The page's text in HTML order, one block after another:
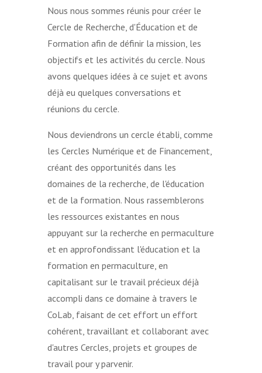
Nous nous sommes réunis pour créer le
Cercle de Recherche, d'Éducation et de
Formation afin de définir la mission, les
objectifs et les activités du cercle. Nous
avons quelques idées à ce sujet et avons
déjà eu quelques conversations et
réunions du cercle.
Nous deviendrons un cercle établi, comme
les Cercles Numérique et de Financement,
créant des opportunités dans les
domaines de la recherche, de l'éducation
et de la formation. Nous rassemblerons
les ressources existantes en nous
appuyant sur la recherche en permaculture
et en approfondissant l'éducation et la
formation en permaculture, en
capitalisant sur le travail précieux déjà
accompli dans ce domaine à travers le
CoLab, faisant de cet effort un effort
cohérent, travaillant et collaborant avec
d'autres Cercles, projets et groupes de
travail pour y parvenir.